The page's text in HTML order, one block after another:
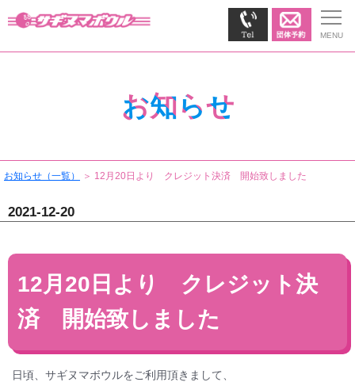
お知らせ
お知らせ（一覧） ＞ 12月20日より クレジット決済 開始致しました
2021-12-20
12月20日より クレジット決
済 開始致しました
日頃、サギヌマボウルをご利用頂きまして、